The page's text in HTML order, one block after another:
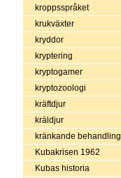
kroppsspråket
krukväxter
kryddor
kryptering
kryptogamer
kryptozoologi
kräftdjur
kräldjur
kränkande behandling
Kubakrisen 1962
Kubas historia